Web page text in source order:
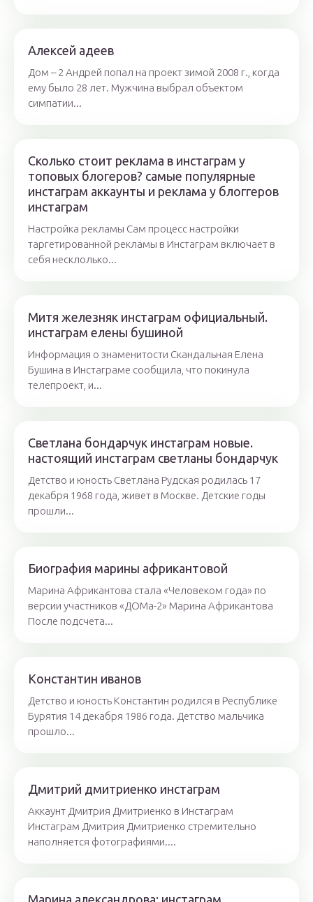
Алексей адеев
Дом – 2 Андрей попал на проект зимой 2008 г., когда
ему было 28 лет. Мужчина выбрал объектом
симпатии...
Сколько стоит реклама в инстаграм у
топовых блогеров? самые популярные
инстаграм аккаунты и реклама у блоггеров
инстаграм
Настройка рекламы Сам процесс настройки
таргетированной рекламы в Инстаграм включает в
себя несклолько...
Митя железняк инстаграм официальный.
инстаграм елены бушиной
Информация о знаменитости Скандальная Елена
Бушина в Инстаграме сообщила, что покинула
телепроект, и...
Светлана бондарчук инстаграм новые.
настоящий инстаграм светланы бондарчук
Детство и юность Светлана Рудская родилась 17
декабря 1968 года, живет в Москве. Детские годы
прошли...
Биография марины африкантовой
Марина Африкантова стала «Человеком года» по
версии участников «ДОМа-2» Марина Африкантова
После подсчета...
Константин иванов
Детство и юность Константин родился в Республике
Бурятия 14 декабря 1986 года. Детство мальчика
прошло...
Дмитрий дмитриенко инстаграм
Аккаунт Дмитрия Дмитриенко в Инстаграм
Инстаграм Дмитрия Дмитриенко стремительно
наполняется фотографиями....